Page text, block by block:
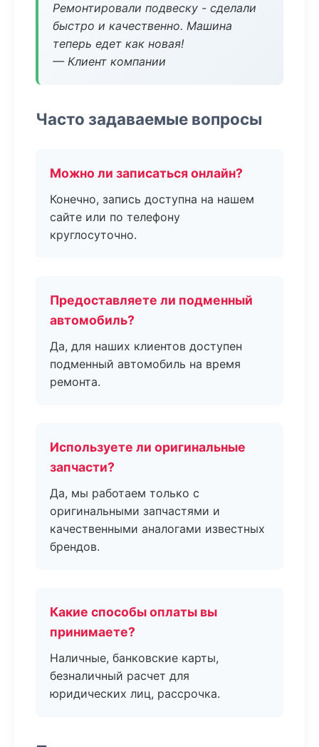
Ремонтировали подвеску - сделали
быстро и качественно. Машина
теперь едет как новая!
— Клиент компании
Часто задаваемые вопросы
Можно ли записаться онлайн?
Конечно, запись доступна на нашем
сайте или по телефону
круглосуточно.
Предоставляете ли подменный
автомобиль?
Да, для наших клиентов доступен
подменный автомобиль на время
ремонта.
Используете ли оригинальные
запчасти?
Да, мы работаем только с
оригинальными запчастями и
качественными аналогами известных
брендов.
Какие способы оплаты вы
принимаете?
Наличные, банковские карты,
безналичный расчет для
юридических лиц, рассрочка.